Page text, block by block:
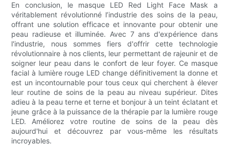
En conclusion, le masque LED Red Light Face Mask a
véritablement révolutionné l’industrie des soins de la peau,
offrant une solution efficace et innovante pour obtenir une
peau radieuse et illuminée. Avec 7 ans d'expérience dans
l'industrie, nous sommes fiers d'offrir cette technologie
révolutionnaire à nos clients, leur permettant de rajeunir et de
soigner leur peau dans le confort de leur foyer. Ce masque
facial à lumière rouge LED change définitivement la donne et
est un incontournable pour tous ceux qui cherchent à élever
leur routine de soins de la peau au niveau supérieur. Dites
adieu à la peau terne et terne et bonjour à un teint éclatant et
jeune grâce à la puissance de la thérapie par la lumière rouge
LED. Améliorez votre routine de soins de la peau dès
aujourd'hui et découvrez par vous-même les résultats
incroyables.